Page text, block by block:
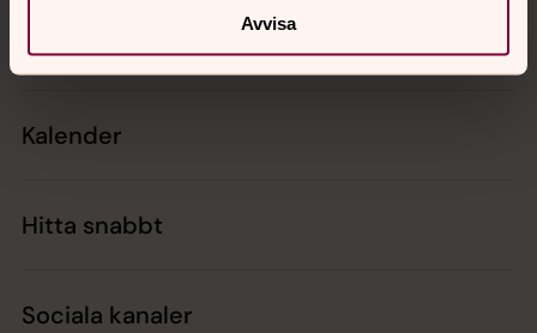
Avvisa
Kontakt
Kalender
Hitta snabbt
Sociala kanaler